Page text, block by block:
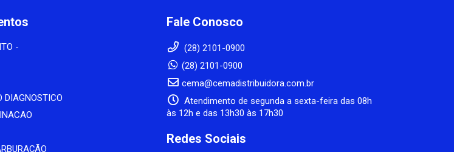
-
DIAGNOSTICO
Fale Conosco
(28) 2101-0900
(28) 2101-0900
cema@cemadistribuidora.com.br
Atendimento de segunda a sexta-feira das 08h
às 12h e das 13h30 às 17h30
Redes Sociais